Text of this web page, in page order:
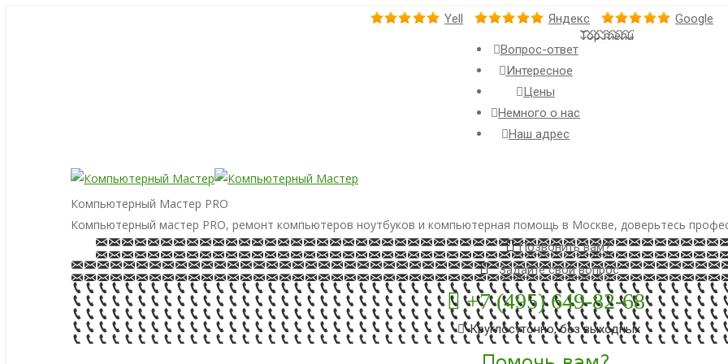
Yell Яндекс Google
Вопрос-ответ
Интересное
Цены
Немного о нас
Наш адрес
Top menu
Компьютерный Мастер PRO
Компьютерный мастер PRO, ремонт компьютеров ноутбуков и компьютерная помощь в Москве, доверьтесь
Позвонить вам?
Задайте свой вопрос
+7 (495) 649-82-68
Круглосуточно, без выходных